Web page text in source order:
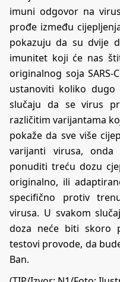
imuni odgovor na
prođe između
pokazuju da su dvije
imunitet koji će nas
originalnog soja SARS-
ustanoviti koliko
slučaju da se virus
različitim varijantama
pokaže da sve više
varijanti virusa,
ponuditi treću dozu
originalno, ili
specifično protiv
virusa. U svakom
doza neće biti skoro
testovi provode, da
Ban.